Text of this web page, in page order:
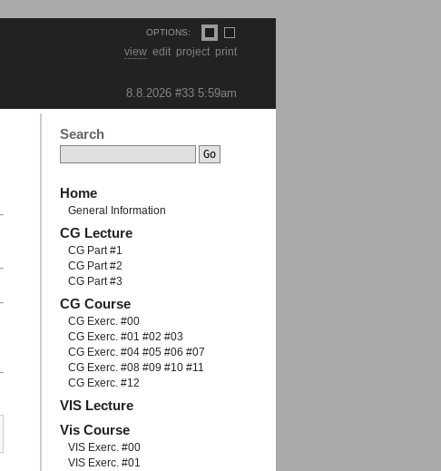
8.8.2026 #33 5:59am
Search
Home
General Information
CG Lecture
CG Part #1
CG Part #2
CG Part #3
CG Course
CG Exerc. #00
CG Exerc. #01 #02 #03
CG Exerc. #04 #05 #06 #07
CG Exerc. #08 #09 #10 #11
CG Exerc. #12
VIS Lecture
Vis Course
VIS Exerc. #00
VIS Exerc. #01
OPTIONS:
view edit project print